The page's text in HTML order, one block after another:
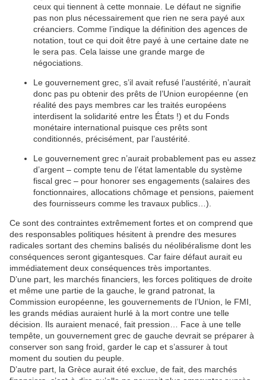
ceux qui tiennent à cette monnaie. Le défaut ne signifie
pas non plus nécessairement que rien ne sera payé aux
créanciers. Comme l’indique la définition des agences de
notation, tout ce qui doit être payé à une certaine date ne
le sera pas. Cela laisse une grande marge de
négociations.
Le gouvernement grec, s’il avait refusé l’austérité, n’aurait
donc pas pu obtenir des prêts de l’Union européenne (en
réalité des pays membres car les traités européens
interdisent la solidarité entre les États !) et du Fonds
monétaire international puisque ces prêts sont
conditionnés, précisément, par l’austérité.
Le gouvernement grec n’aurait probablement pas eu assez
d’argent – compte tenu de l’état lamentable du système
fiscal grec – pour honorer ses engagements (salaires des
fonctionnaires, allocations chômage et pensions, paiement
des fournisseurs comme les travaux publics…).
Ce sont des contraintes extrêmement fortes et on comprend que
des responsables politiques hésitent à prendre des mesures
radicales sortant des chemins balisés du néolibéralisme dont les
conséquences seront gigantesques. Car faire défaut aurait eu
immédiatement deux conséquences très importantes.
D’une part, les marchés financiers, les forces politiques de droite
et même une partie de la gauche, le grand patronat, la
Commission européenne, les gouvernements de l’Union, le FMI,
les grands médias auraient hurlé à la mort contre une telle
décision. Ils auraient menacé, fait pression… Face à une telle
tempête, un gouvernement grec de gauche devrait se préparer à
conserver son sang froid, garder le cap et s’assurer à tout
moment du soutien du peuple.
D’autre part, la Grèce aurait été exclue, de fait, des marchés